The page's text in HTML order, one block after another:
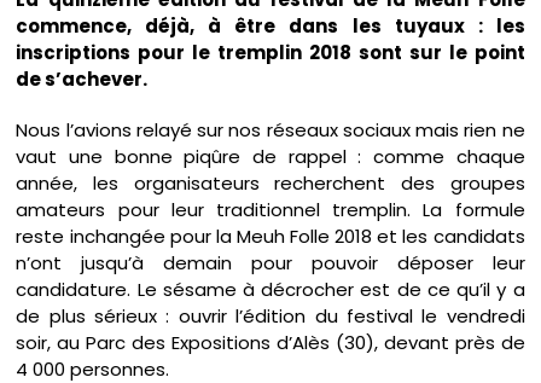
commence, déjà, à être dans les tuyaux : les
inscriptions pour le tremplin 2018 sont sur le point
de s’achever.
Nous l’avions relayé sur nos réseaux sociaux mais rien ne
vaut une bonne piqûre de rappel : comme chaque
année, les organisateurs recherchent des groupes
amateurs pour leur traditionnel tremplin. La formule
reste inchangée pour la Meuh Folle 2018 et les candidats
n’ont jusqu’à demain pour pouvoir déposer leur
candidature. Le sésame à décrocher est de ce qu’il y a
de plus sérieux : ouvrir l’édition du festival le vendredi
soir, au Parc des Expositions d’Alès (30), devant près de
4 000 personnes.